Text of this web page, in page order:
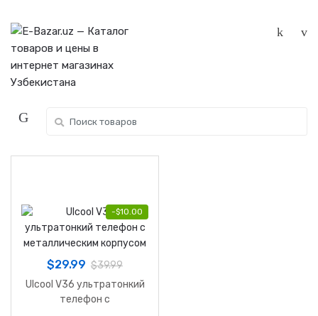
navigation
content
for:
-$10.00
$29.99 $39.99
Ulcool V36 ультратонкий
телефон с